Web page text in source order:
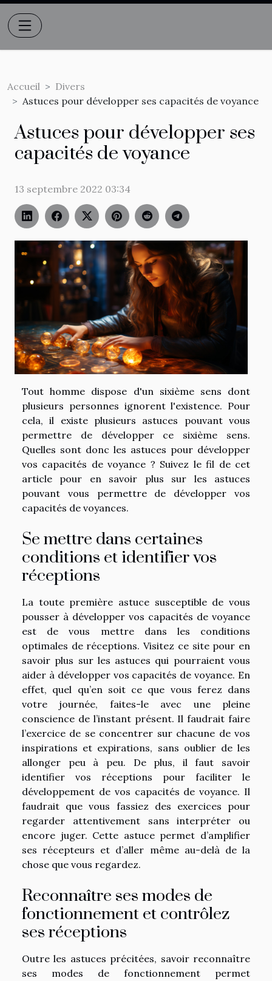
Accueil
Divers
Astuces pour développer ses capacités de voyance
Astuces pour développer ses
capacités de voyance
13 septembre 2022 03:34
Tout homme dispose d'un sixième sens dont
plusieurs personnes ignorent l'existence. Pour
cela, il existe plusieurs astuces pouvant vous
permettre de développer ce sixième sens.
Quelles sont donc les astuces pour développer
vos capacités de voyance ? Suivez le fil de cet
article pour en savoir plus sur les astuces
pouvant vous permettre de développer vos
capacités de voyances.
Se mettre dans certaines
conditions et identifier vos
réceptions
La toute première astuce susceptible de vous
pousser à développer vos capacités de voyance
est de vous mettre dans les conditions
optimales de réceptions. Visitez ce site pour en
savoir plus sur les astuces qui pourraient vous
aider à développer vos capacités de voyance. En
effet, quel qu’en soit ce que vous ferez dans
votre journée, faites-le avec une pleine
conscience de l’instant présent. Il faudrait faire
l’exercice de se concentrer sur chacune de vos
inspirations et expirations, sans oublier de les
allonger peu à peu. De plus, il faut savoir
identifier vos réceptions pour faciliter le
développement de vos capacités de voyance. Il
faudrait que vous fassiez des exercices pour
regarder attentivement sans interpréter ou
encore juger. Cette astuce permet d’amplifier
ses récepteurs et d’aller même au-delà de la
chose que vous regardez.
Reconnaître ses modes de
fonctionnement et contrôlez
ses réceptions
Outre les astuces précitées, savoir reconnaître
ses modes de fonctionnement permet